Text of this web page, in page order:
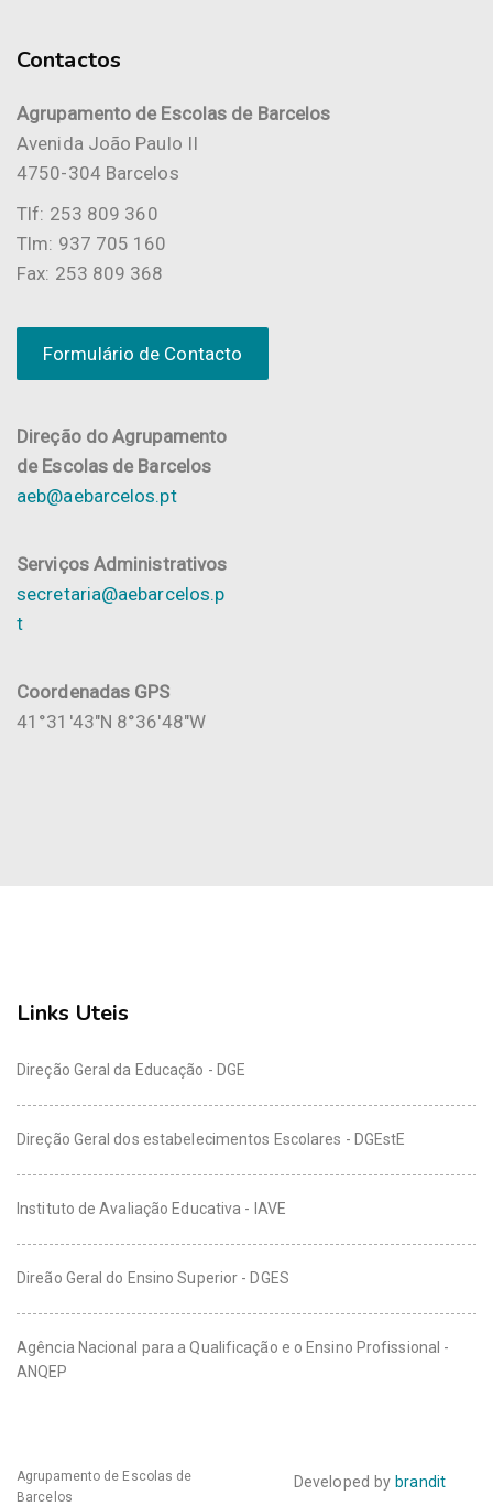
Contactos
Agrupamento de Escolas de Barcelos
Avenida João Paulo II
4750-304 Barcelos
Tlf: 253 809 360
Tlm: 937 705 160
Fax: 253 809 368
Formulário de Contacto
Direção do Agrupamento
de Escolas de Barcelos
aeb@aebarcelos.pt
Serviços Administrativos
secretaria@aebarcelos.p
t
Coordenadas GPS
41°31'43"N 8°36'48"W
Links Uteis
Direção Geral da Educação - DGE
Direção Geral dos estabelecimentos Escolares - DGEstE
Instituto de Avaliação Educativa - IAVE
Direão Geral do Ensino Superior - DGES
Agência Nacional para a Qualificação e o Ensino Profissional -
ANQEP
Agrupamento de Escolas de
Barcelos
Developed by brandit